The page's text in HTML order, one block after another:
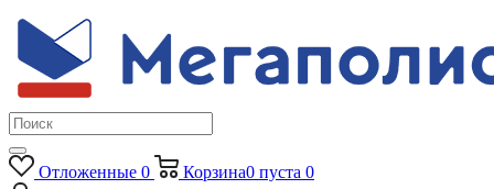
Отложенные 0 Корзина0 пуста 0